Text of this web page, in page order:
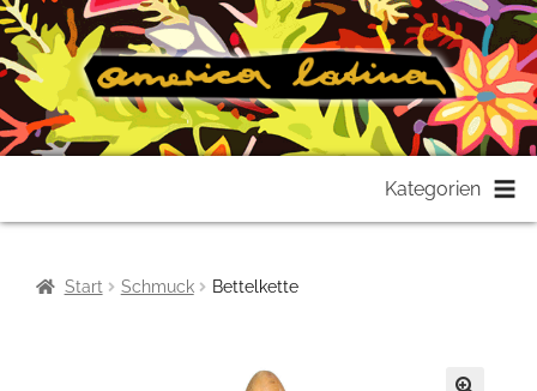
springen
springen
Kategorien
Start Schmuck Bettelkette